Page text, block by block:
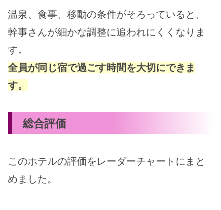
温泉、食事、移動の条件がそろっていると、
幹事さんが細かな調整に追われにくくなりま
す。
全員が同じ宿で過ごす時間を大切にできま
す。
総合評価
このホテルの評価をレーダーチャートにまと
めました。